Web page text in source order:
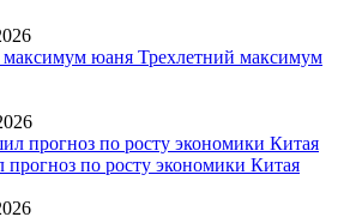
Трехлетний максимум
по росту экономики Китая